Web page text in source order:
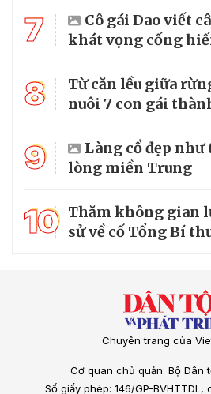
7
Cô gái Dao viết
khát vọng cống
8
Từ căn lều giữa
nuôi 7 con gái
9
Làng cổ đẹp
lòng miền Trung
10 Thăm không gian
sử về cố Tổng Bí
Chuyên trang của
Cơ quan chủ quản: Bộ Dân
Số giấy phép: 146/GP-BVHTTDL,